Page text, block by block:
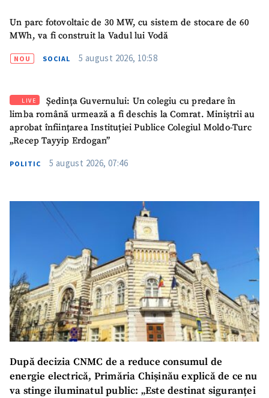
SUSȚINE
Un parc fotovoltaic de 30 MW, cu sistem de stocare de 60
MWh, va fi construit la Vadul lui Vodă
NOU SOCIAL 5 august 2026, 10:58
LIVE
Ședința Guvernului: Un colegiu cu predare în
limba română urmează a fi deschis la Comrat. Miniștrii au
aprobat înființarea Instituției Publice Colegiul Moldo-Turc
„Recep Tayyip Erdogan”
POLITIC 5 august 2026, 07:46
După decizia CNMC de a reduce consumul de
energie electrică, Primăria Chișinău explică de ce nu
va stinge iluminatul public: „Este destinat siguranței
Am citit și sunt de
confidențialitate.